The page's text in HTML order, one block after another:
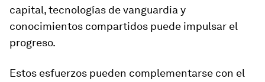
capital, tecnologías de vanguardia y
conocimientos compartidos puede impulsar el
progreso.
Estos esfuerzos pueden complementarse con el